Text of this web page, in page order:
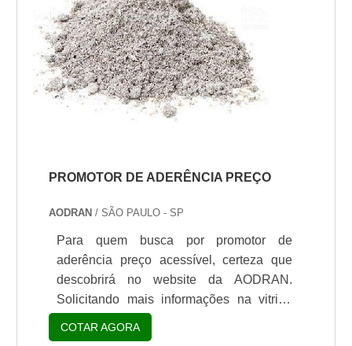
PROMOTOR DE ADERÊNCIA PREÇO
AODRAN/ SÃO PAULO - SP
Para quem busca por promotor de
aderência preço acessível, certeza que
descobrirá no website da AODRAN.
Solicitando mais informações na vitrine
que se chama Soluções Industriais e
conhecendo a líder do segmento. Quando
COTAR AGORA